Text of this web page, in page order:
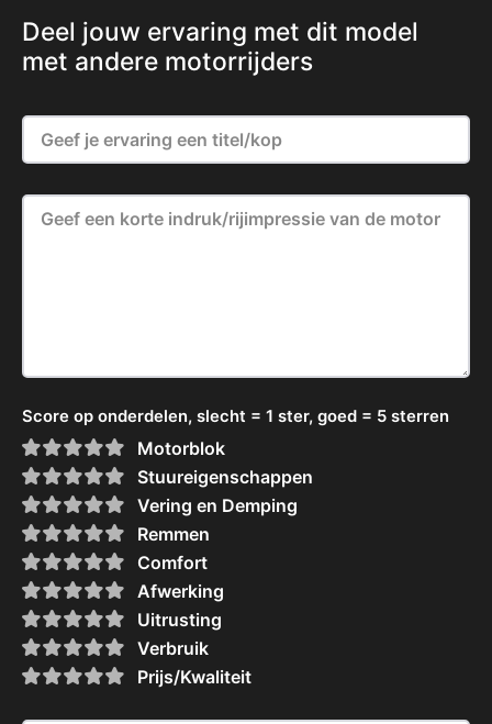
Deel jouw ervaring met dit model
met andere motorrijders
Score op onderdelen, slecht = 1 ster, goed = 5 sterren
Motorblok
Stuureigenschappen
Vering en Demping
Remmen
Comfort
Afwerking
Uitrusting
Verbruik
Prijs/Kwaliteit